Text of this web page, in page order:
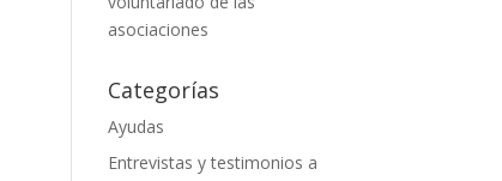
asociaciones
Categorías
Ayudas
Entrevistas y testimonios a